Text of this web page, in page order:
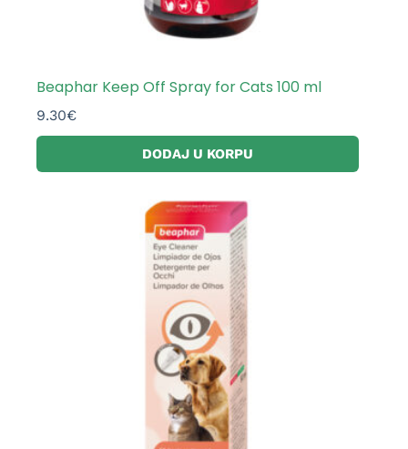
Beaphar Keep Off Spray for Cats 100 ml
9.30€
DODAJ U KORPU